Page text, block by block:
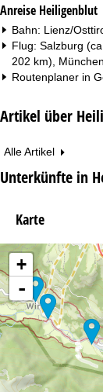
Anreise Heiligenblut
Bahn: Lienz/
Flug: Salzburg
202 km),
Routenplaner in
Artikel über
Alle Artikel
Unterkünfte in
Karte
+
-